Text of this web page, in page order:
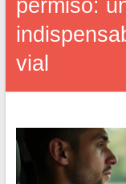
permiso:
vial